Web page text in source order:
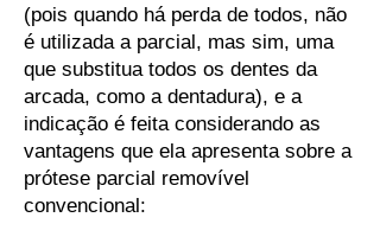
(pois quando há perda de todos, não
é utilizada a parcial, mas sim, uma
que substitua todos os dentes da
arcada, como a dentadura), e a
indicação é feita considerando as
vantagens que ela apresenta sobre a
prótese parcial removível
convencional: